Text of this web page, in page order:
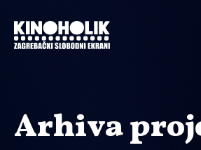
glavni
sadržaj
Arhiva